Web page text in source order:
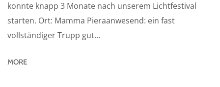
konnte knapp 3 Monate nach unserem Lichtfestival
starten. Ort: Mamma Pieraanwesend: ein fast
vollständiger Trupp gut...
MORE